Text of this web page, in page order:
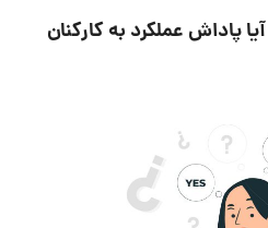
پاداش عملکرد به کارکنان